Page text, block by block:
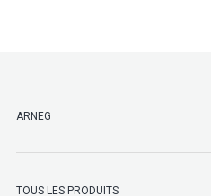
ARNEG
TOUS LES PRODUITS